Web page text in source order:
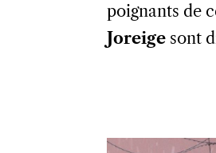
poignants de
Joreige sont